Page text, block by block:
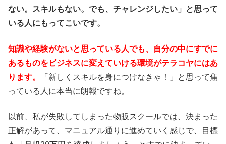
ない。スキルもない。でも、チャレンジしたい」と思って
いる人にもってこいです。
知識や経験がないと思っている人でも、自分の中にすでに
あるものをビジネスに変えていける環境がテラコヤにはあ
ります。
「新しくスキルを身につけなきゃ！」と思って焦
っている人に本当に朗報ですね。
以前、私が失敗してしまった物販スクールでは、決まった
正解があって、マニュアル通りに進めていく感じで、目標